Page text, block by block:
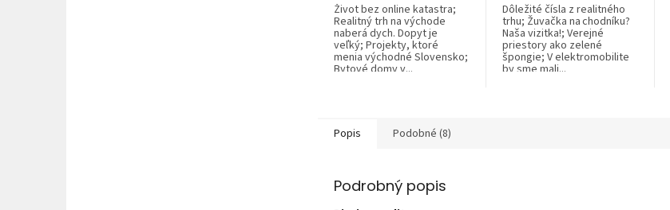
Život bez online katastra;
Realitný trh na východe
naberá dych. Dopyt je
veľký; Projekty, ktoré
menia východné Slovensko;
Bytové domy v...
Dôležité čísla z realitného
trhu; Žuvačka na chodníku?
Naša vizitka!; Verejné
priestory ako zelené
špongie; V elektromobilite
by sme mali...
Popis Podobné (8)
Podrobný popis